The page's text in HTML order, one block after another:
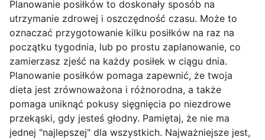
Planowanie posiłków to doskonały sposób na
utrzymanie zdrowej i oszczędność czasu. Może to
oznaczać przygotowanie kilku posiłków na raz na
początku tygodnia, lub po prostu zaplanowanie, co
zamierzasz zjeść na każdy posiłek w ciągu dnia.
Planowanie posiłków pomaga zapewnić, że twoja
dieta jest zrównoważona i różnorodna, a także
pomaga uniknąć pokusy sięgnięcia po niezdrowe
przekąski, gdy jesteś głodny. Pamiętaj, że nie ma
jednej "najlepszej" dla wszystkich. Najważniejsze jest,